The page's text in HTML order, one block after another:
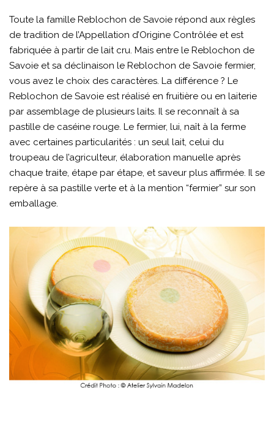
Toute la famille Reblochon de Savoie répond aux règles
de tradition de l’Appellation d’Origine Contrôlée et est
fabriquée à partir de lait cru. Mais entre le Reblochon de
Savoie et sa déclinaison le Reblochon de Savoie fermier,
vous avez le choix des caractères. La différence ? Le
Reblochon de Savoie est réalisé en fruitière ou en laiterie
par assemblage de plusieurs laits. Il se reconnaît à sa
pastille de caséine rouge. Le fermier, lui, naît à la ferme
avec certaines particularités : un seul lait, celui du
troupeau de l’agriculteur, élaboration manuelle après
chaque traite, étape par étape, et saveur plus affirmée. Il se
repère à sa pastille verte et à la mention “fermier” sur son
emballage.